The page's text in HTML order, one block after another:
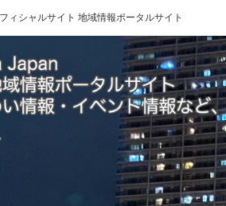
ィシャルサイト 地域情報ポータルサイト